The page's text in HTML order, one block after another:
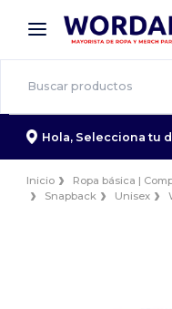
× App de
¡Mejores precios
Hola, Selecciona tu
Inicio Ropa básica |
Snapback
Unisex